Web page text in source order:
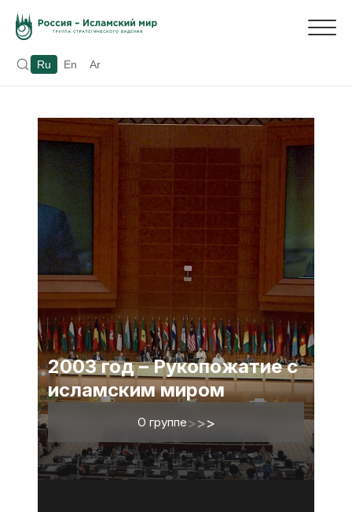
Ru En Ar
2003 год – Рукопожатие с
исламским миром
О группе>>>